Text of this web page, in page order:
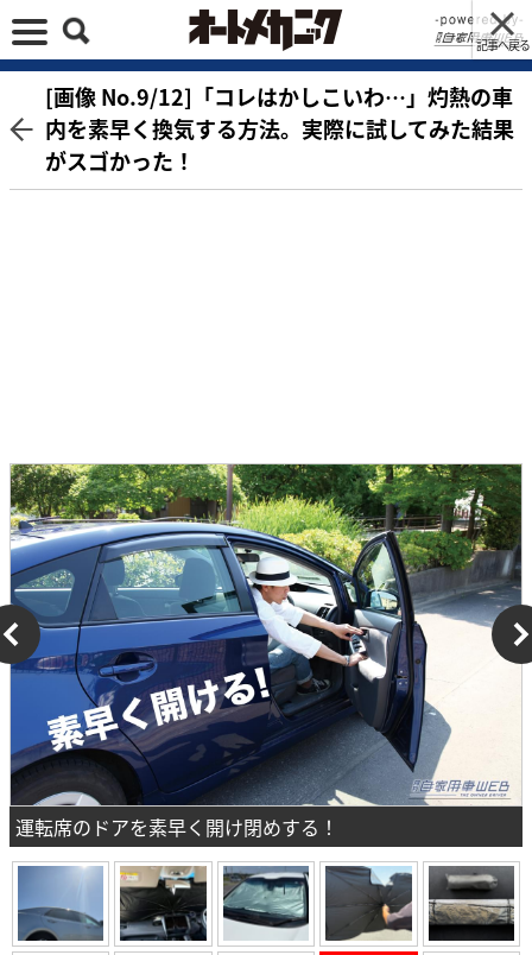
記事へ戻る
[画像 No.9/12]「コレはかしこいわ…」灼熱の車
内を素早く換気する方法。実際に試してみた結果
がスゴかった！
運転席のドアを素早く開け閉めする！